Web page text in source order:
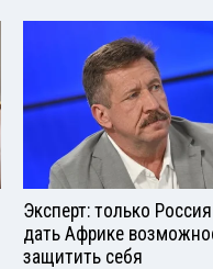
Эксперт: только
дать Африке
защитить себя